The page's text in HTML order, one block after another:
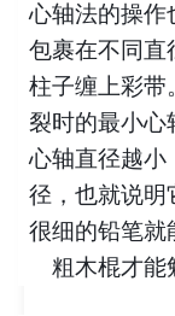
心轴法的操作
包裹在不同直
柱子缠上彩带
裂时的最小心
心轴直径越小
径，也就说明
很细的铅笔就
粗木棍才能